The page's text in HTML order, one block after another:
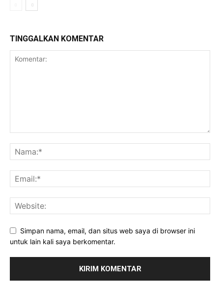
TINGGALKAN KOMENTAR
Simpan nama, email, dan situs web saya di browser ini
untuk lain kali saya berkomentar.